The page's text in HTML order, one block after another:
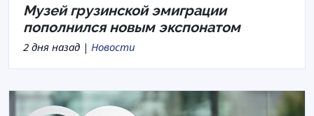
Музей грузинской эмиграции
пополнился новым экспонатом
2 дня назад | Новости